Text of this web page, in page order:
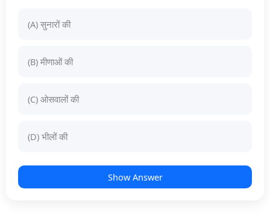
(A) सुनारों की
(B) मीणाओं की
(C) ओसवालों की
(D) भीलों की
Show Answer